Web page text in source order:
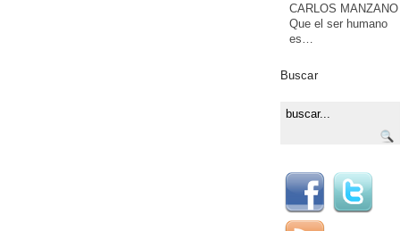
CARLOS MANZANO
Que el ser humano
es…
Buscar